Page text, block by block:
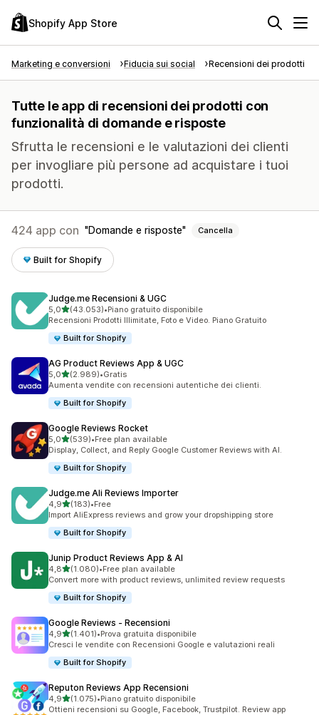
Shopify App Store
Marketing e conversioni Fiducia sui social Recensioni dei prodotti
Tutte le app di recensioni dei prodotti con
funzionalità di domande e risposte
Sfrutta le recensioni e le valutazioni dei clienti
per invogliare più persone ad acquistare i tuoi
prodotti.
424 app con Domande e risposte Cancella
Built for Shopify
Judge.me Recensioni & UGC
5,0stelle su 5
(43.053)
43053 recensioni totali
•Piano gratuito disponibile
Recensioni Prodotti Illimitate, Foto e Video. Piano Gratuito
Built for Shopify
AG Product Reviews App & UGC
5,0stelle su 5
(2.989)
2989 recensioni totali
•Gratis
Aumenta vendite con recensioni autentiche dei clienti.
Built for Shopify
Google Reviews Rocket
5,0stelle su 5
(539)
539 recensioni totali
•Free plan available
Display, Collect, and Reply Google Customer Reviews with AI.
Built for Shopify
Judge.me Ali Reviews Importer
4,9stelle su 5
(183)
183 recensioni totali
•Free
Import AliExpress reviews and grow your dropshipping store
Built for Shopify
Junip Product Reviews App & AI
4,8stelle su 5
(1.080)
1080 recensioni totali
•Free plan available
Convert more with product reviews, unlimited review requests
Built for Shopify
Google Reviews ‑ Recensioni
4,9stelle su 5
(1.401)
1401 recensioni totali
•Prova gratuita disponibile
Cresci le vendite con Recensioni Google e valutazioni reali
Built for Shopify
Reputon Reviews App Recensioni
4,9stelle su 5
(1.075)
1075 recensioni totali
•Piano gratuito disponibile
Ottieni recensioni su Google, Facebook, Trustpilot. Review app